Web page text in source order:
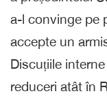
a-l convinge pe
accepte un
Discuțiile
reduceri atât în